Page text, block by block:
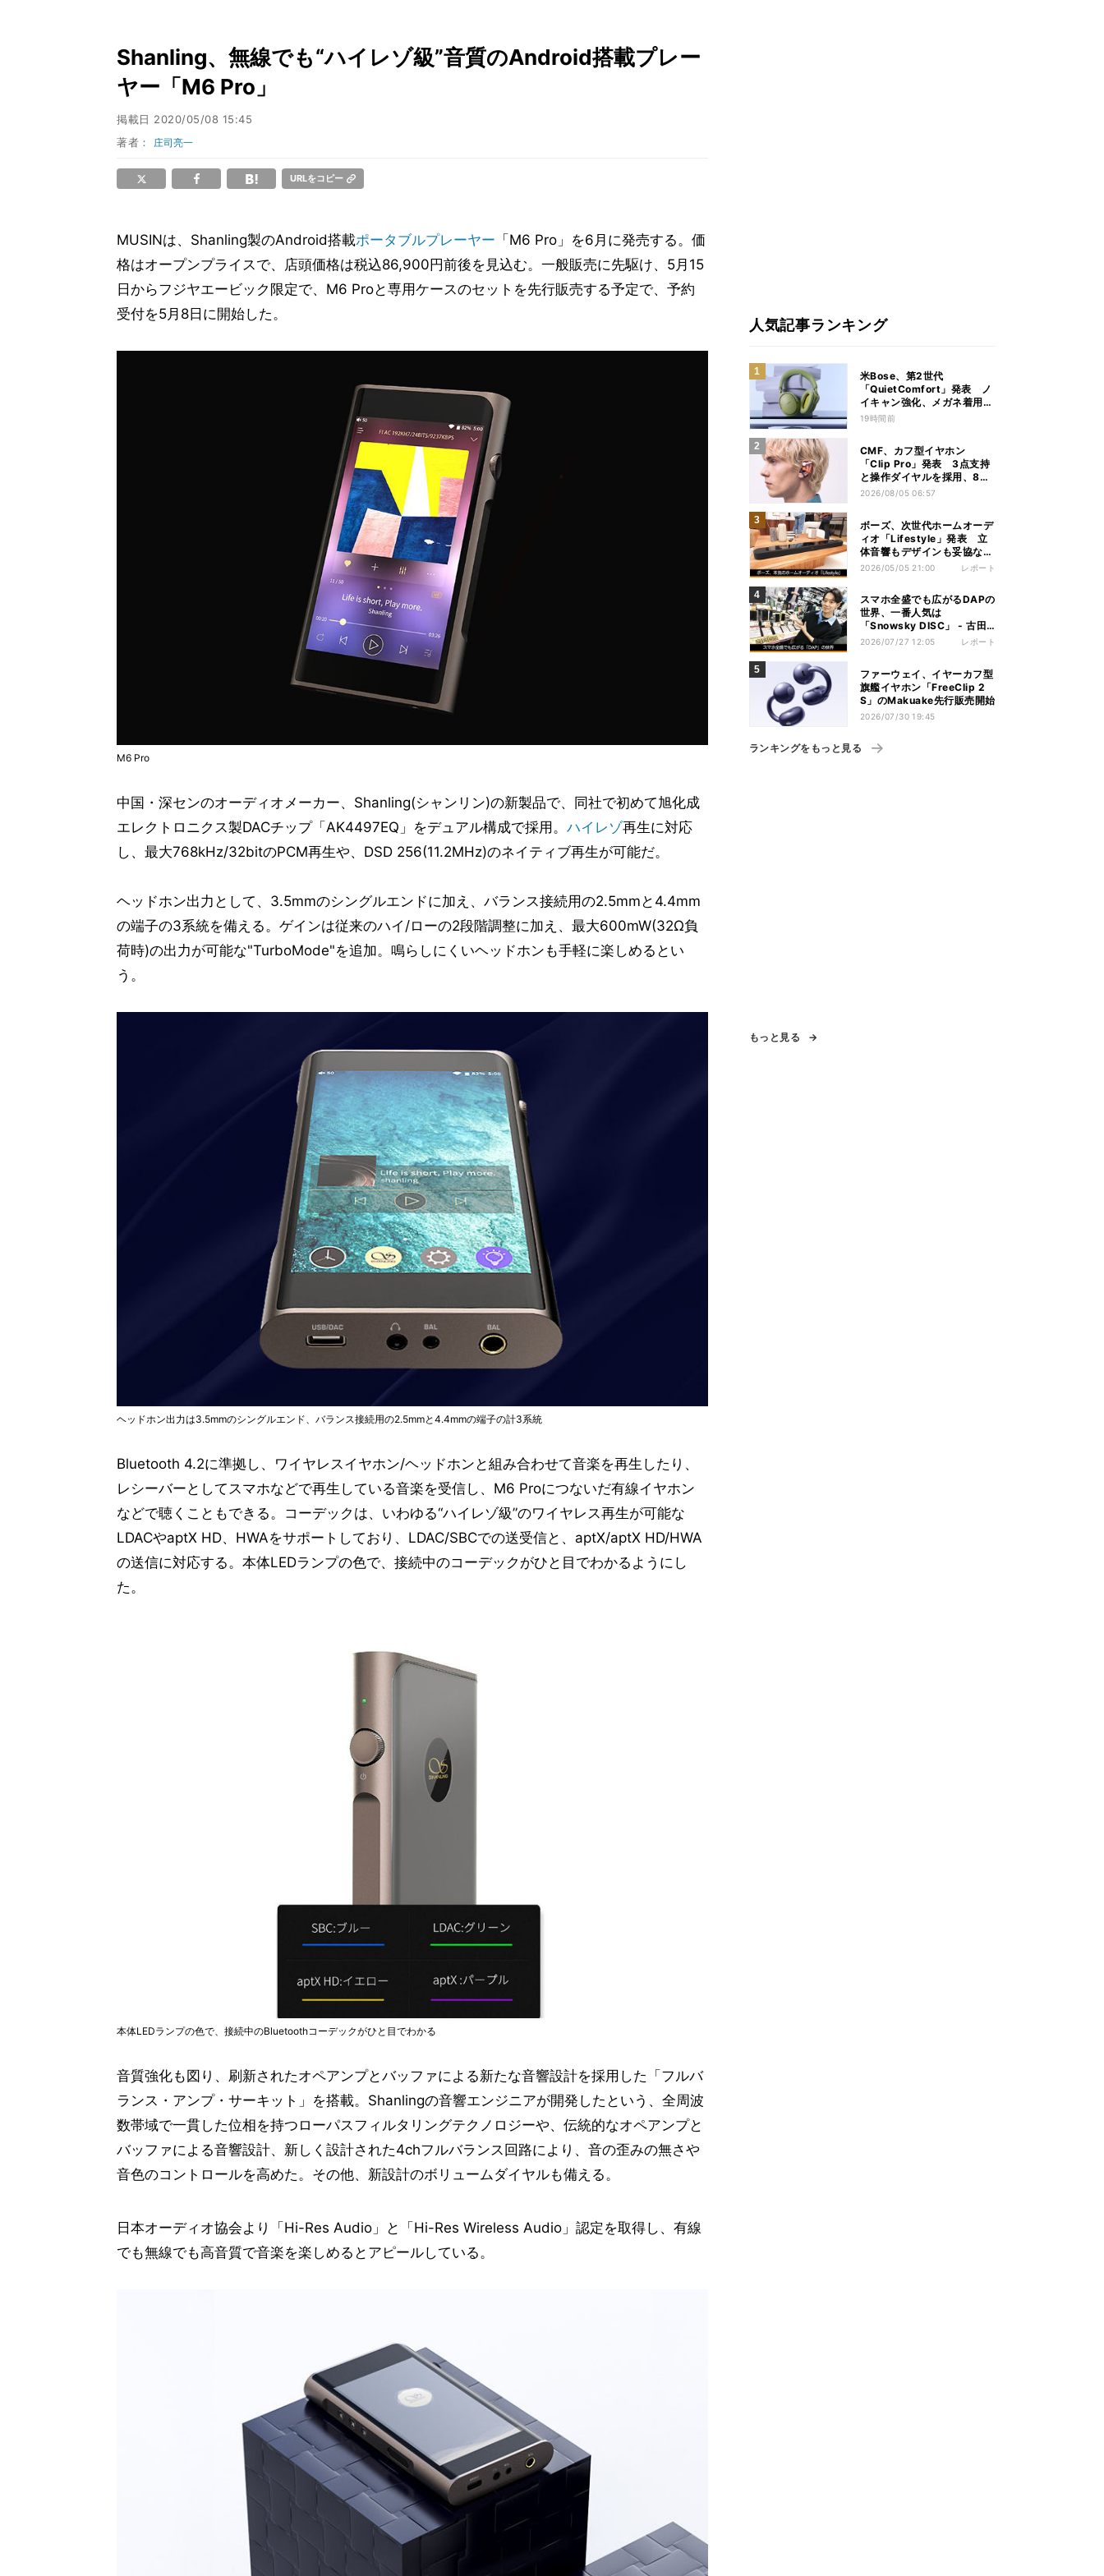
Shanling、無線でも“ハイレゾ級”音質のAndroid搭載プレー
ヤー「M6 Pro」
掲載日 2020/05/08 15:45
著者： 庄司亮一
URLをコピー
MUSINは、Shanling製のAndroid搭載ポータブルプレーヤー 「M6 Pro」を6月に発売する。価
格はオープンプライスで、店頭価格は税込86,900円前後を見込む。一般販売に先駆け、5月15
日からフジヤエービック限定で、M6 Proと専用ケースのセットを先行販売する予定で、予約
受付を5月8日に開始した。
M6 Pro
中国・深センのオーディオメーカー、Shanling(シャンリン)の新製品で、同社で初めて旭化成
エレクトロニクス製DACチップ「AK4497EQ」をデュアル構成で採用。 ハイレゾ再生に対応
し、最大768kHz/32bitのPCM再生や、DSD 256(11.2MHz)のネイティブ再生が可能だ。
ヘッドホン出力として、3.5mmのシングルエンドに加え、バランス接続用の2.5mmと4.4mm
の端子の3系統を備える。ゲインは従来のハイ/ローの2段階調整に加え、最大600mW(32Ω負
荷時)の出力が可能な"TurboMode"を追加。鳴らしにくいヘッドホンも手軽に楽しめるとい
う。
ヘッドホン出力は3.5mmのシングルエンド、バランス接続用の2.5mmと4.4mmの端子の計3系統
Bluetooth 4.2に準拠し、ワイヤレスイヤホン/ヘッドホンと組み合わせて音楽を再生したり、
レシーバーとしてスマホなどで再生している音楽を受信し、M6 Proにつないだ有線イヤホン
などで聴くこともできる。コーデックは、いわゆる“ハイレゾ級”のワイヤレス再生が可能な
LDACやaptX HD、HWAをサポートしており、LDAC/SBCでの送受信と、aptX/aptX HD/HWA
の送信に対応する。本体LEDランプの色で、接続中のコーデックがひと目でわかるようにし
た。
本体LEDランプの色で、接続中のBluetoothコーデックがひと目でわかる
音質強化も図り、刷新されたオペアンプとバッファによる新たな音響設計を採用した「フルバ
ランス・アンプ・サーキット」を搭載。Shanlingの音響エンジニアが開発したという、全周波
数帯域で一貫した位相を持つローパスフィルタリングテクノロジーや、伝統的なオペアンプと
バッファによる音響設計、新しく設計された4chフルバランス回路により、音の歪みの無さや
音色のコントロールを高めた。その他、新設計のボリュームダイヤルも備える。
日本オーディオ協会より「Hi-Res Audio」と「Hi-Res Wireless Audio」認定を取得し、有線
でも無線でも高音質で音楽を楽しめるとアピールしている。
人気記事ランキング
米Bose、第2世代
「QuietComfort」発表 ノ
イキャン強化、メガネ着用時
の低下を抑制
19時間前
CMF、カフ型イヤホン
「Clip Pro」発表 3点支持
と操作ダイヤルを採用、8月
15日発売
2026/08/05 06:57
ボーズ、次世代ホームオーデ
ィオ「Lifestyle」発表 立
体音響もデザインも妥協な
し！
2026/05/05 21:00 レポート
スマホ全盛でも広がるDAPの
世界、一番人気は
「Snowsky DISC」 - 古田
雄介の家電トレンド通信
2026/07/27 12:05 レポート
ファーウェイ、イヤーカフ型
旗艦イヤホン「FreeClip 2
S」のMakuake先行販売開始
2026/07/30 19:45
ランキングをもっと見る
もっと見る